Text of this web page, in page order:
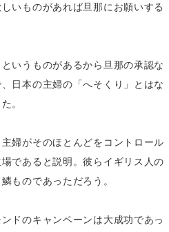
いものがあれば旦那にお願いする
いうものがあるから旦那の承認な
日本の主婦の「へそくり」とはな
。
婦がそのほとんどをコントロール
であると説明。彼らイギリス人の
ものであっただろう。
ドのキャンペーンは大成功であっ